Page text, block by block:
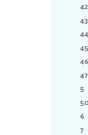
42
43
44
45
46
47
5
6
7